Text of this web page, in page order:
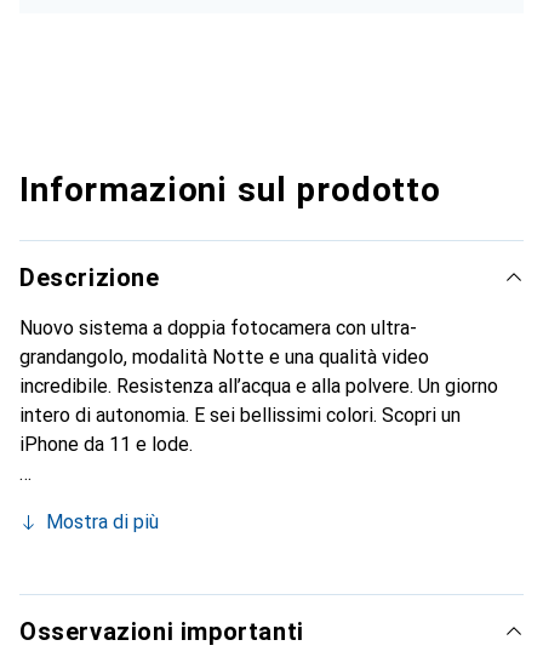
Informazioni sul prodotto
Descrizione
Nuovo sistema a doppia fotocamera con ultra-
grandangolo, modalità Notte e una qualità video
incredibile. Resistenza all’acqua e alla polvere. Un giorno
intero di autonomia. E sei bellissimi colori. Scopri un
iPhone da 11 e lode.
Mostra di più
Osservazioni importanti